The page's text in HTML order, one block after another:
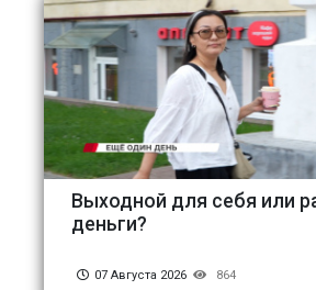
Выходной для себя или
деньги?
07 Августа 2026 864